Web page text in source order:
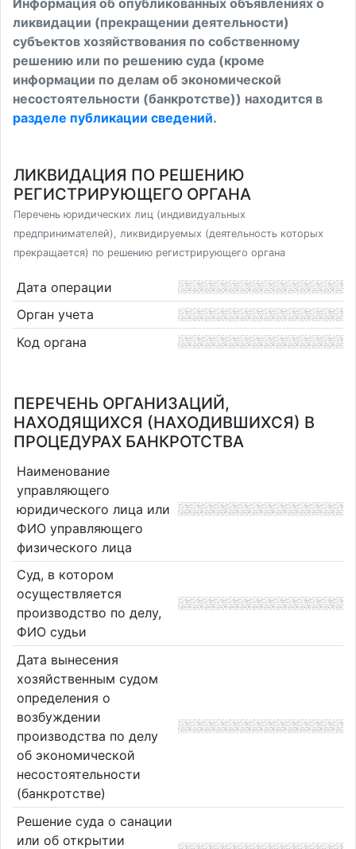
Информация об опубликованных объявлениях о
ликвидации (прекращении деятельности)
субъектов хозяйствования по собственному
решению или по решению суда (кроме
информации по делам об экономической
несостоятельности (банкротстве)) находится в
разделе публикации сведений.
ЛИКВИДАЦИЯ ПО РЕШЕНИЮ
РЕГИСТРИРУЮЩЕГО ОРГАНА
Перечень юридических лиц (индивидуальных
предпринимателей), ликвидируемых (деятельность которых
прекращается) по решению регистрирующего органа
Дата операции
Орган учета
Код органа
ПЕРЕЧЕНЬ ОРГАНИЗАЦИЙ,
НАХОДЯЩИХСЯ (НАХОДИВШИХСЯ) В
ПРОЦЕДУРАХ БАНКРОТСТВА
Наименование
управляющего
юридического лица или
ФИО управляющего
физического лица
Суд, в котором
осуществляется
производство по делу,
ФИО судьи
Дата вынесения
хозяйственным судом
определения о
возбуждении
производства по делу
об экономической
несостоятельности
(банкротстве)
Решение суда о санации
или об открытии